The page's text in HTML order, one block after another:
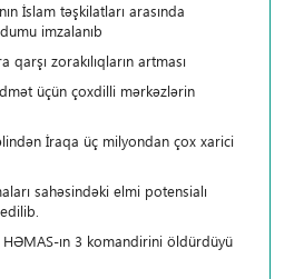
İslam təşkilatları arasında
imzalanıb
zorakılıqların artması
üçün çoxdilli mərkəzlərin
İraqa üç milyondan çox xarici
sahəsindəki elmi potensialı
ın 3 komandirini öldürdüyü